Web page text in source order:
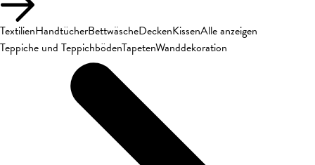
TextilienHandtücherBettwäscheDeckenKissenAlle anzeigen
Teppiche und TeppichbödenTapetenWanddekoration